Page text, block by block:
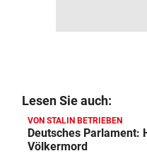
Lesen Sie auch:
VON STALIN BETRIEBEN
Deutsches Parlament:
Völkermord